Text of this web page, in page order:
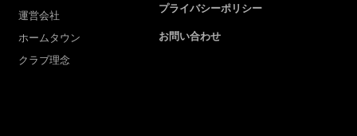
運営会社
ホームタウン
クラブ理念
プライバシーポリシー
お問い合わせ